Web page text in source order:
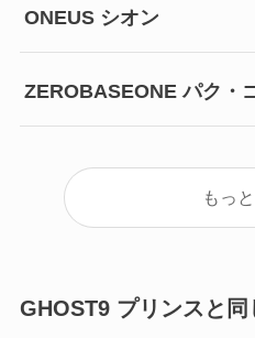
ONEUS シオン
ZEROBASEONE パク・
もっ
GHOST9 プリンスと